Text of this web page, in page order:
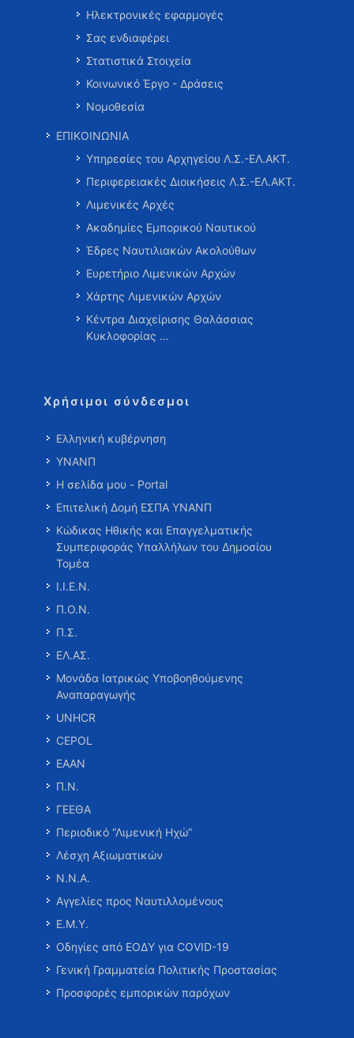
Ηλεκτρονικές εφαρμογές
Σας ενδιαφέρει
Στατιστικά Στοιχεία
Κοινωνικό Έργο - Δράσεις
Νομοθεσία
ΕΠΙΚΟΙΝΩΝΙΑ
Υπηρεσίες του Αρχηγείου Λ.Σ.-ΕΛ.ΑΚΤ.
Περιφερειακές Διοικήσεις Λ.Σ.-ΕΛ.ΑΚΤ.
Λιμενικές Αρχές
Ακαδημίες Εμπορικού Ναυτικού
Έδρες Ναυτιλιακών Ακολούθων
Ευρετήριο Λιμενικών Αρχών
Χάρτης Λιμενικών Αρχών
Κέντρα Διαχείρισης Θαλάσσιας
Κυκλοφορίας …
Χρήσιμοι σύνδεσμοι
Ελληνική κυβέρνηση
ΥΝΑΝΠ
Η σελίδα μου - Portal
Επιτελική Δομή ΕΣΠΑ ΥΝΑΝΠ
Κώδικας Ηθικής και Επαγγελματικής
Συμπεριφοράς Υπαλλήλων του Δημοσίου
Τομέα
Ι.Ι.Ε.Ν.
Π.Ο.Ν.
Π.Σ.
ΕΛ.ΑΣ.
Μονάδα Ιατρικώς Υποβοηθούμενης
Αναπαραγωγής
UNHCR
CEPOL
ΕΑΑΝ
Π.Ν.
ΓΕΕΘΑ
Περιοδικό “Λιμενική Ηχώ”
Λέσχη Αξιωματικών
Ν.Ν.Α.
Αγγελίες προς Ναυτιλλομένους
Ε.Μ.Υ.
Οδηγίες από ΕΟΔΥ για COVID-19
Γενική Γραμματεία Πολιτικής Προστασίας
Προσφορές εμπορικών παρόχων